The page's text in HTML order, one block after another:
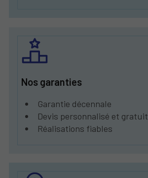
Nos garanties
Garantie décennale
Devis personnalisé et gratuit
Réalisations fiables